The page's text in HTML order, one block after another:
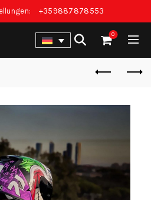
+359887878553
0